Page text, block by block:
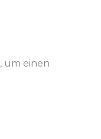
um einen